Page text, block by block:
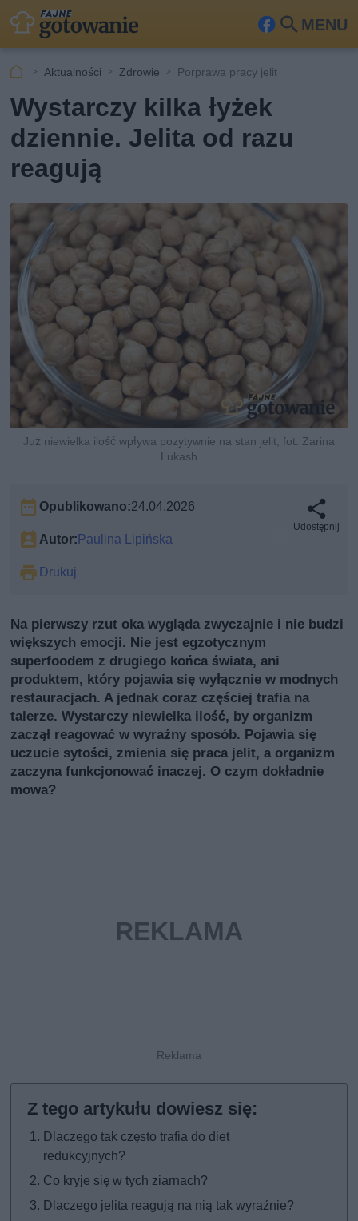
MENU
Fa
ook
Szu
Aktualności Zdrowie Porprawa pracy jelit
Wystarczy kilka łyżek
dziennie. Jelita od razu
reagują
Już niewielka ilość wpływa pozytywnie na stan jelit, fot. Zarina
Lukash
Opublikowano:24.04.2026
Autor:Paulina Lipińska
Drukuj
Udostępnij
Na pierwszy rzut oka wygląda zwyczajnie i nie budzi
większych emocji. Nie jest egzotycznym
superfoodem z drugiego końca świata, ani
produktem, który pojawia się wyłącznie w modnych
restauracjach. A jednak coraz częściej trafia na
talerze. Wystarczy niewielka ilość, by organizm
zaczął reagować w wyraźny sposób. Pojawia się
uczucie sytości, zmienia się praca jelit, a organizm
zaczyna funkcjonować inaczej. O czym dokładnie
mowa?
Dlaczego tak często trafia do diet
redukcyjnych?
Co kryje się w tych ziarnach?
Dlaczego jelita reagują na nią tak wyraźnie?